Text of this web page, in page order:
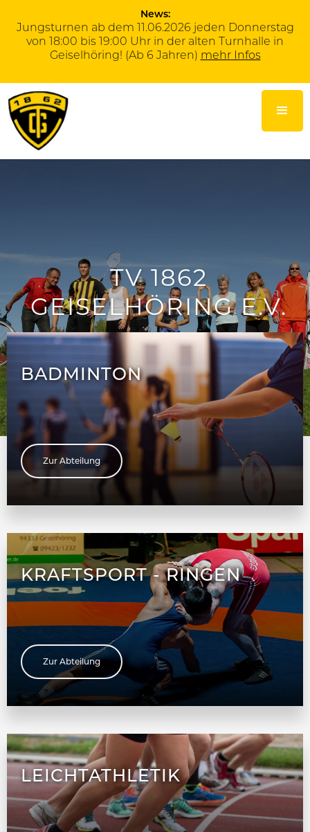
News:
Jungsturnen ab dem 11.06.2026 jeden Donnerstag
von 18:00 bis 19:00 Uhr in der alten Turnhalle in
Geiselhöring! (Ab 6 Jahren) mehr Infos
TV 1862
GEISELHÖRING E.V.
Der Sportverein für Jung und Alt.
Hier ist wirklich für jeden was dabei.
BADMINTON
Zur Abteilung
KRAFTSPORT - RINGEN
Zur Abteilung
LEICHTATHLETIK